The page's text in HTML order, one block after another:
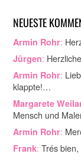
NEUESTE
Armin Rohr:
Jürgen:
Armin Rohr:
klappte!…
Margarete
Mensch und
Armin Rohr:
Frank: Trés